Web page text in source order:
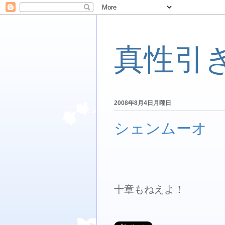
真性引
2008年8月4日月曜日
シェンムーオ
十章もねえよ！